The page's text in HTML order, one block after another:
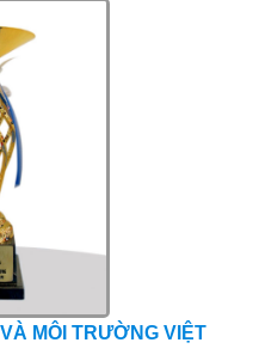
MÔI TRƯỜNG VIỆT